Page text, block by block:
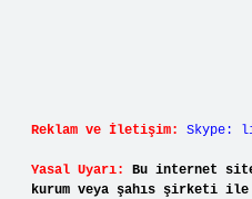
Reklam ve İletişim: Skype:
Yasal Uyarı:
Bu internet
kurum veya şahıs şirketi